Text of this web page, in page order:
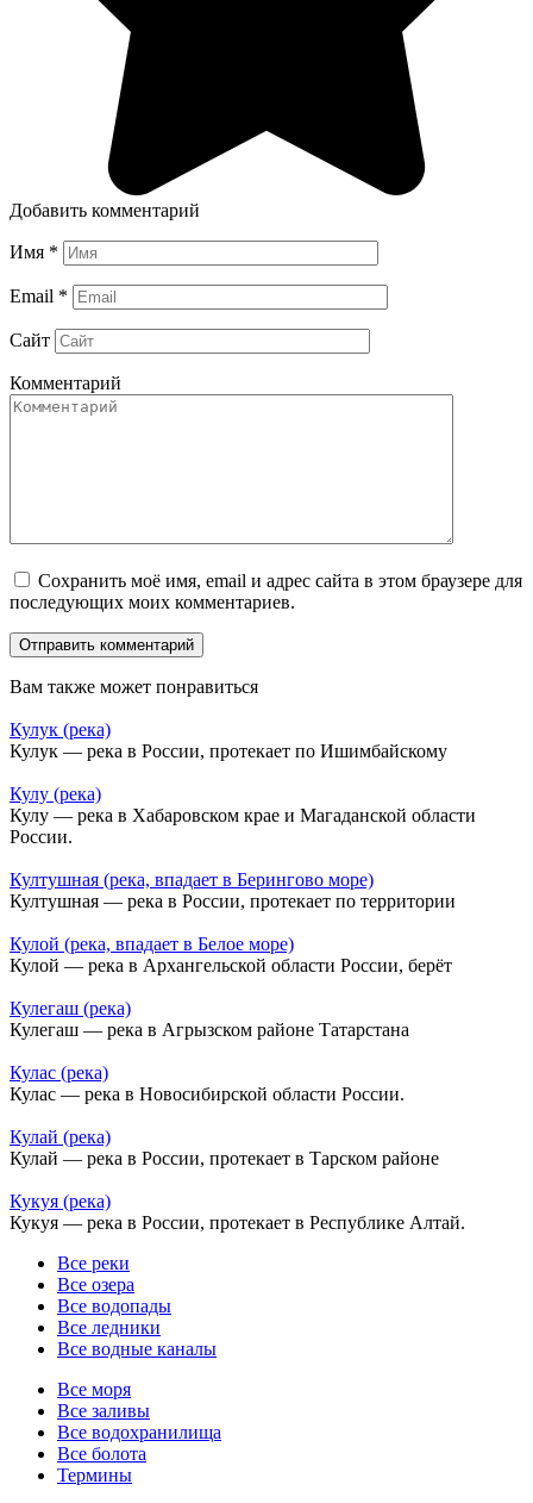
Добавить комментарий
Имя *
Email *
Сайт
Комментарий
Сохранить моё имя, email и адрес сайта в этом браузере для
последующих моих комментариев.
Вам также может понравиться
Кулук (река)
Кулук — река в России, протекает по Ишимбайскому
Кулу (река)
Кулу — река в Хабаровском крае и Магаданской области
России.
Култушная (река, впадает в Берингово море)
Култушная — река в России, протекает по территории
Кулой (река, впадает в Белое море)
Кулой — река в Архангельской области России, берёт
Кулегаш (река)
Кулегаш — река в Агрызском районе Татарстана
Кулас (река)
Кулас — река в Новосибирской области России.
Кулай (река)
Кулай — река в России, протекает в Тарском районе
Кукуя (река)
Кукуя — река в России, протекает в Республике Алтай.
Все реки
Все озера
Все водопады
Все ледники
Все водные каналы
Все моря
Все заливы
Все водохранилища
Все болота
Термины